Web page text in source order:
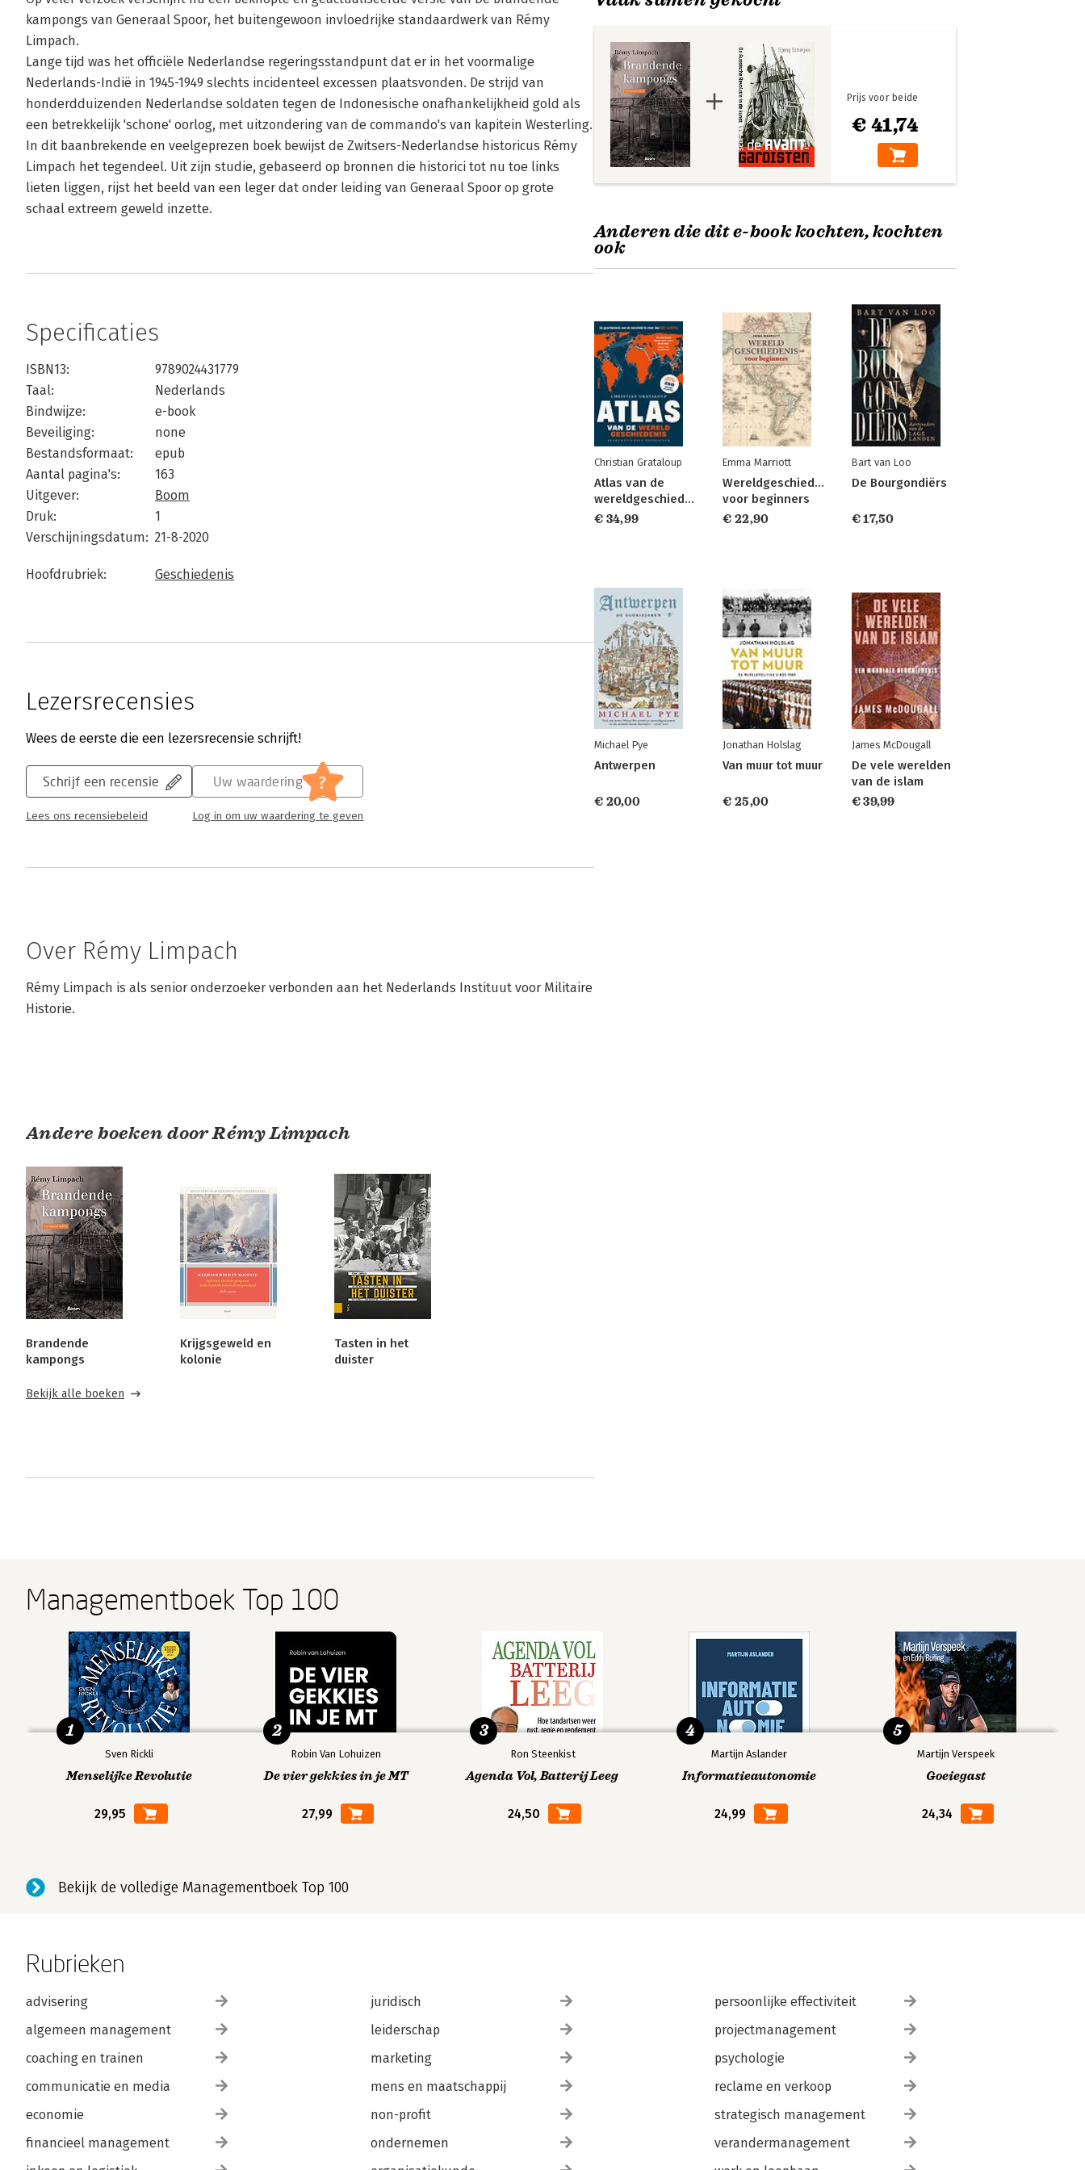
kampongs van Generaal Spoor, het buitengewoon invloedrijke standaardwerk van Rémy
Limpach.
Lange tijd was het officiële Nederlandse regeringsstandpunt dat er in het voormalige
Nederlands-Indië in 1945-1949 slechts incidenteel excessen plaatsvonden. De strijd van
honderdduizenden Nederlandse soldaten tegen de Indonesische onafhankelijkheid gold als
een betrekkelijk 'schone' oorlog, met uitzondering van de commando's van kapitein Westerling.
In dit baanbrekende en veelgeprezen boek bewijst de Zwitsers-Nederlandse historicus Rémy
Limpach het tegendeel. Uit zijn studie, gebaseerd op bronnen die historici tot nu toe links
lieten liggen, rijst het beeld van een leger dat onder leiding van Generaal Spoor op grote
schaal extreem geweld inzette.
Specificaties
ISBN13:
9789024431779
Taal:
Nederlands
Bindwijze:
e-book
Beveiliging:
none
Bestandsformaat:
epub
Aantal pagina's:
163
Uitgever:
Boom
Druk:
1
Verschijningsdatum: 21-8-2020
Hoofdrubriek: Geschiedenis
Lezersrecensies
Wees de eerste die een lezersrecensie schrijft!
Schrijf een recensie
Lees ons recensiebeleid
Uw waardering ?
Log in om uw waardering te geven
Over Rémy Limpach
Rémy Limpach is als senior onderzoeker verbonden aan het Nederlands Instituut voor Militaire
Historie.
Andere boeken door Rémy Limpach
Brandende
kampongs
Krijgsgeweld en
kolonie
Tasten in het
duister
Bekijk alle boeken
€ 41,74
Prijs voor beide
Anderen die dit e-book kochten, kochten
ook
Christian Grataloup
Atlas van de
wereldgeschiedenis
€ 34,99
Emma Marriott
Wereldgeschiedenis
voor beginners
€ 22,90
Bart van Loo
De Bourgondiërs
€ 17,50
Michael Pye
Antwerpen
€ 20,00
Jonathan Holslag
Van muur tot muur
€ 25,00
James McDougall
De vele werelden
van de islam
€ 39,99
Managementboek Top 100
Sven Rickli
Menselijke Revolutie
29,95
1
Robin Van Lohuizen
De vier gekkies in je MT
27,99
2
Ron Steenkist
Agenda Vol, Batterij Leeg
24,50
3
Martijn Aslander
Informatieautonomie
24,99
4
Martijn Verspeek
Goeiegast
24,34
5
Bekijk de volledige Managementboek Top 100
Rubrieken
advisering
algemeen management
coaching en trainen
communicatie en media
economie
financieel management
juridisch
leiderschap
marketing
mens en maatschappij
non-profit
ondernemen
persoonlijke effectiviteit
projectmanagement
psychologie
reclame en verkoop
strategisch management
verandermanagement